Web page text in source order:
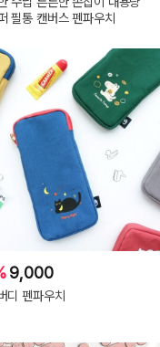
필통 캔버스 펜파우치
9,000
디 펜파우치